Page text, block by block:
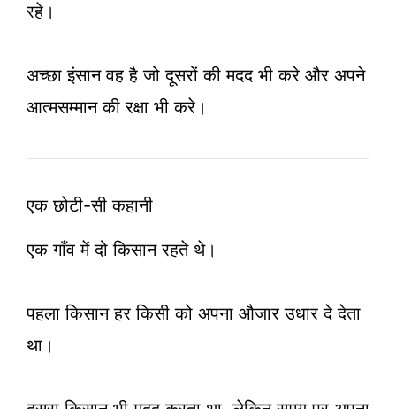
रहे।
अच्छा इंसान वह है जो दूसरों की मदद भी करे और अपने
आत्मसम्मान की रक्षा भी करे।
एक छोटी-सी कहानी
एक गाँव में दो किसान रहते थे।
पहला किसान हर किसी को अपना औजार उधार दे देता
था।